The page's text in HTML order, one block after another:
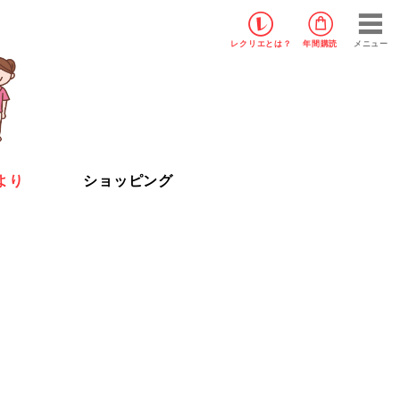
レクリエ とは？ 年間購読 メニュー
り ショッピング